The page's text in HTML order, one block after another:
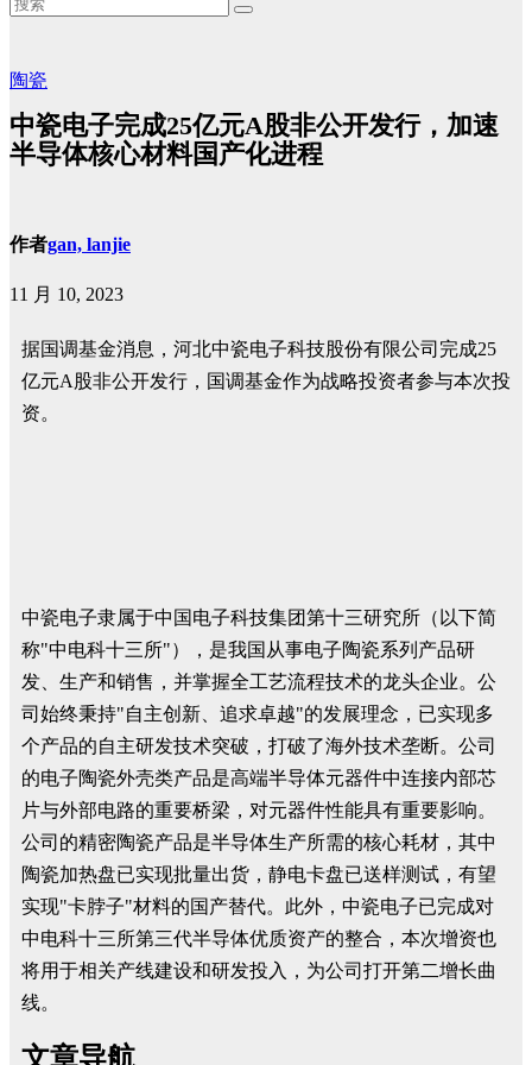
陶瓷
中瓷电子完成25亿元A股非公开发行，加速
半导体核心材料国产化进程
作者gan, lanjie
11 月 10, 2023
据国调基金消息，河北中瓷电子科技股份有限公司完成25
亿元A股非公开发行，国调基金作为战略投资者参与本次投
资。
中瓷电子隶属于中国电子科技集团第十三研究所（以下简
称"中电科十三所"），是我国从事电子陶瓷系列产品研
发、生产和销售，并掌握全工艺流程技术的龙头企业。公
司始终秉持"自主创新、追求卓越"的发展理念，已实现多
个产品的自主研发技术突破，打破了海外技术垄断。公司
的电子陶瓷外壳类产品是高端半导体元器件中连接内部芯
片与外部电路的重要桥梁，对元器件性能具有重要影响。
公司的精密陶瓷产品是半导体生产所需的核心耗材，其中
陶瓷加热盘已实现批量出货，静电卡盘已送样测试，有望
实现"卡脖子"材料的国产替代。此外，中瓷电子已完成对
中电科十三所第三代半导体优质资产的整合，本次增资也
将用于相关产线建设和研发投入，为公司打开第二增长曲
线。
文章导航